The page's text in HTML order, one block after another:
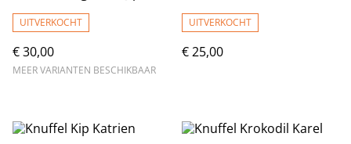
UITVERKOCHT
€ 30,00
MEER VARIANTEN BESCHIKBAAR
UITVERKOCHT
€ 25,00